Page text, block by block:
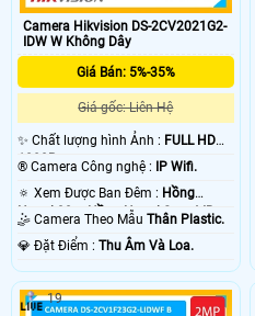
Camera Hikvision DS-2CV2021G2-
IDW W Không Dây
Giá Bán: 5%-35%
Giá gốc: Liên Hệ
✨ Chất lượng hình Ảnh : FULL HD
1080P .
®️ Camera Công nghệ :
IP Wifi.
🔅 Xem Được Ban Đêm : Hồng
Ngoại 30m Hồng Ngoại Smart IR.
🤹 Camera Theo Mẫu Thân Plastic.
️💎 Đặt Điểm : Thu Âm Và Loa.
19